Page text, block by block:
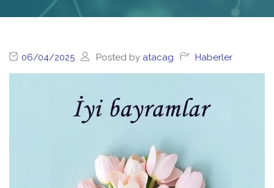
06/04/2025 Posted by atacag Haberler